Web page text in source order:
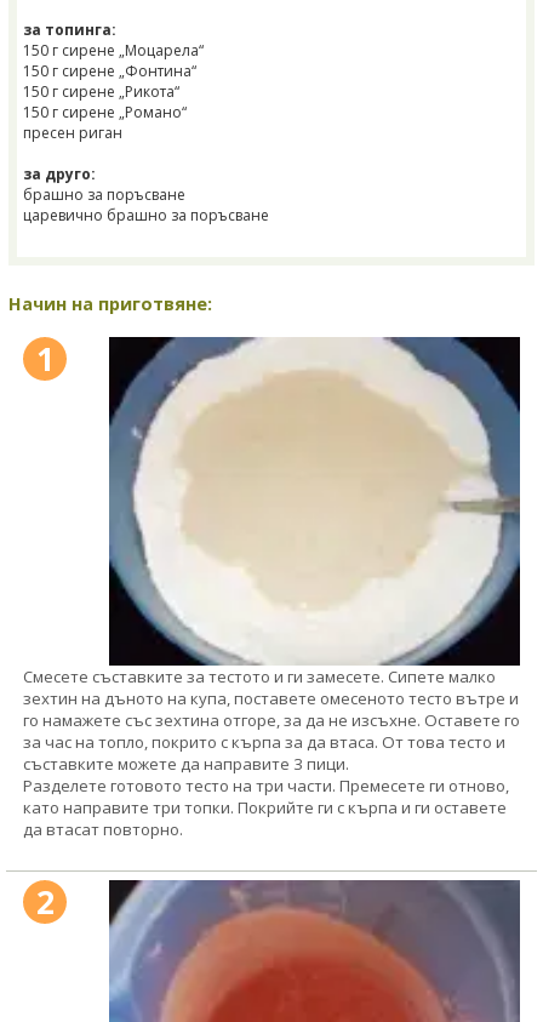
за топинга:
150 г сирене „Моцарела“
150 г сирене „Фонтина“
150 г сирене „Рикота“
150 г сирене „Романо“
пресен риган
за друго:
брашно за поръсване
царевично брашно за поръсване
Начин на приготвяне:
1
Смесете съставките за тестото и ги замесете. Сипете малко
зехтин на дъното на купа, поставете омесеното тесто вътре и
го намажете със зехтина отгоре, за да не изсъхне. Оставете го
за час на топло, покрито с кърпа за да втаса. От това тесто и
съставките можете да направите 3 пици.
Разделете готовото тесто на три части. Премесете ги отново,
като направите три топки. Покрийте ги с кърпа и ги оставете
да втасат повторно.
2